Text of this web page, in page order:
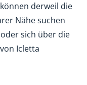
derweil die
Nähe suchen
sich über die
Icletta